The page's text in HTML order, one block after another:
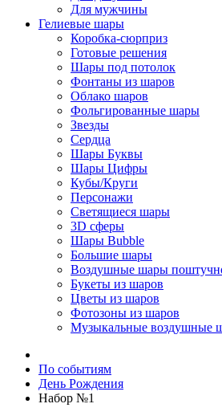
Для мужчины
Гелиевые шары
Коробка-сюрприз
Готовые решения
Шары под потолок
Фонтаны из шаров
Облако шаров
Фольгированные шары
Звезды
Сердца
Шары Буквы
Шары Цифры
Кубы/Круги
Персонажи
Светящиеся шары
3D сферы
Шары Bubble
Большие шары
Воздушные шары
Букеты из шаров
Цветы из шаров
Фотозоны из шаров
Музыкальные воздушные
По событиям
День Рождения
Набор №1